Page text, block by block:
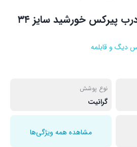
پیرکس خورشید سایز ۳۴
دیگ و قابلمه
نوع پوشش
گرانیت
مشاهده همه ویژگی‌ها